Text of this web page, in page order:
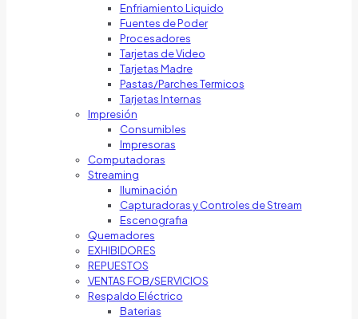
Enfriamiento Liquido
Fuentes de Poder
Procesadores
Tarjetas de Video
Tarjetas Madre
Pastas/Parches Termicos
Tarjetas Internas
Impresión
Consumibles
Impresoras
Computadoras
Streaming
Iluminación
Capturadoras y Controles de Stream
Escenografia
Quemadores
EXHIBIDORES
REPUESTOS
VENTAS FOB/SERVICIOS
Respaldo Eléctrico
Baterias